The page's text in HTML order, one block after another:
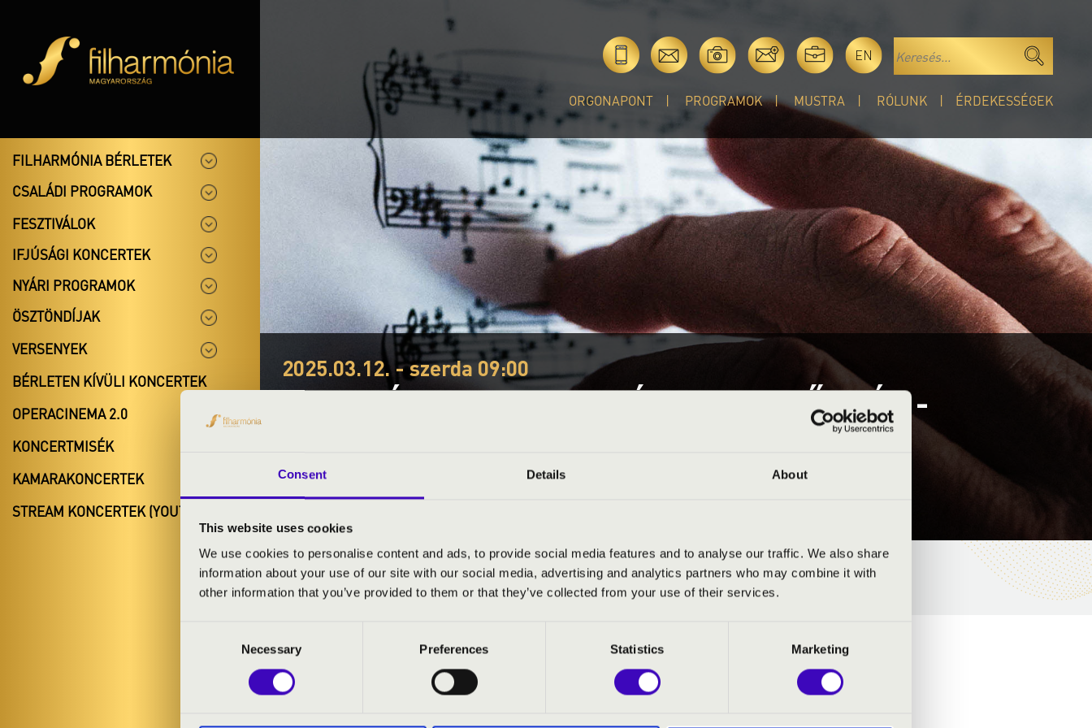
Consent Details About
This website uses cookies
We use cookies to personalise content and ads, to provide social media features and to analyse our traffic. We also share
information about your use of our site with our social media, advertising and analytics partners who may combine it with
other information that you’ve provided to them or that they’ve collected from your use of their services.
Necessary Preferences Statistics Marketing
EN
ORGONAPONT PROGRAMOK MUSTRA RÓLUNK ÉRDEKESSÉGEK
FILHARMÓNIA BÉRLETEK
CSALÁDI PROGRAMOK
FESZTIVÁLOK
IFJÚSÁGI KONCERTEK
NYÁRI PROGRAMOK
ÖSZTÖNDÍJAK
VERSENYEK
BÉRLETEN KÍVÜLI KONCERTEK
OPERACINEMA 2.0
KONCERTMISÉK
KAMARAKONCERTEK
STREAM KONCERTEK (YOUTUBE)
2025.03.12. - szerda 09:00
#ZENEÓRA - PEST - B BÉRLET. 3.ELŐADÁS -
Gödöllő
Pest vármegye
BÉRLET- ÉS JEGYÁRAK
ELŐADÓK: